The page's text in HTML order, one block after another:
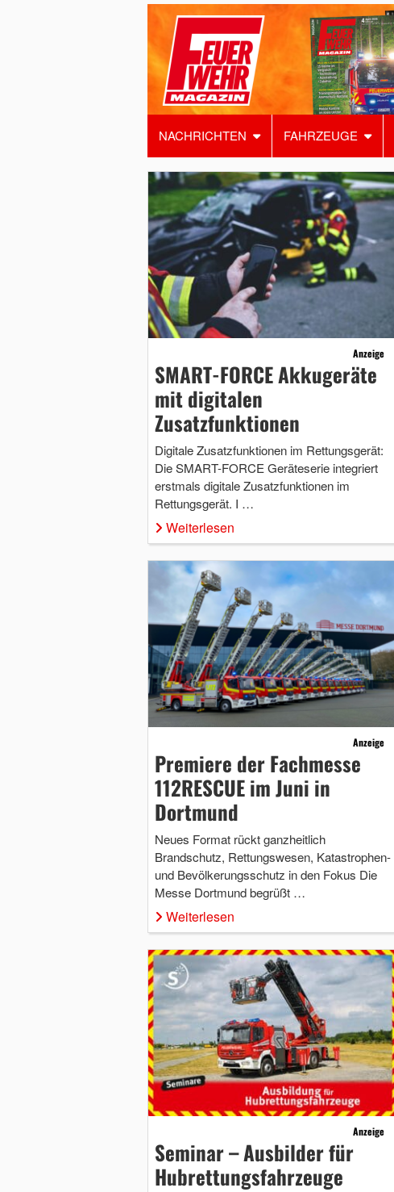
NACHRICHTEN FAHRZEUGE
Anzeige
SMART-FORCE Akkugeräte
mit digitalen
Zusatzfunktionen
Digitale Zusatzfunktionen im Rettungsgerät:
Die SMART-FORCE Geräteserie integriert
erstmals digitale Zusatzfunktionen im
Rettungsgerät. I …
Weiterlesen
Anzeige
Premiere der Fachmesse
112RESCUE im Juni in
Dortmund
Neues Format rückt ganzheitlich
Brandschutz, Rettungswesen, Katastrophen-
und Bevölkerungsschutz in den Fokus Die
Messe Dortmund begrüßt …
Weiterlesen
Anzeige
Seminar – Ausbilder für
Hubrettungsfahrzeuge